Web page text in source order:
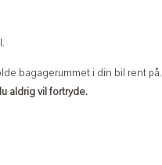
bagagerummet i din bil rent på.
aldrig vil fortryde.